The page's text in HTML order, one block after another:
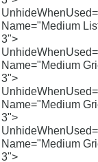
Name="Medium
3">
Name="Medium
3">
Name="Medium
3">
Name="Medium
3">